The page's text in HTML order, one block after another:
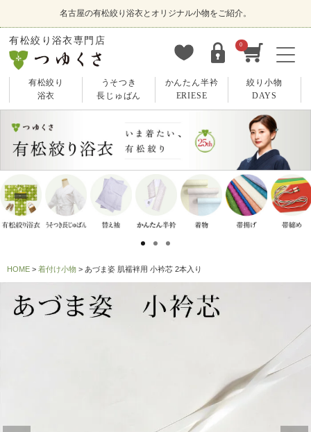
名古屋の有松絞り浴衣とオリジナル小物をご紹介。
有松絞り浴衣専門店 0
有松絞り
浴衣
うそつき
長じゅばん
かんたん半衿
ERIESE
絞り小物
DAYS
HOME 着付け小物 あづま姿 肌襦袢用 小衿芯 2本入り